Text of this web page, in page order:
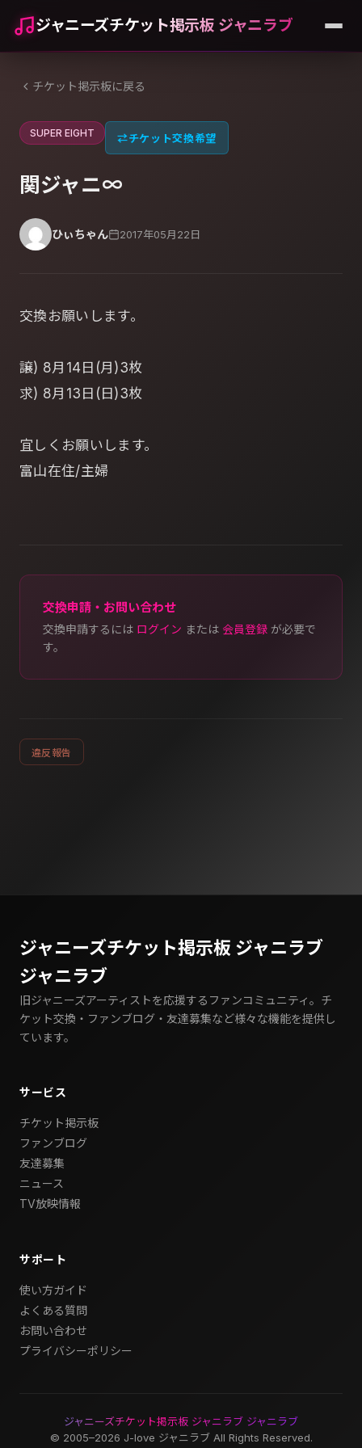
ジャニーズチケット掲示板 ジャニラブ
チケット掲示板に戻る
SUPER EIGHT ⇄チケット交換希望
関ジャニ∞
ひぃちゃん 2017年05月22日
交換お願いします。
譲) 8月14日(月)3枚
求) 8月13日(日)3枚
宜しくお願いします。
富山在住/主婦
交換申請・お問い合わせ
交換申請するには ログイン または 会員登録 が必要で
す。
違反報告
ジャニーズチケット掲示板 ジャニラブ
ジャニラブ
旧ジャニーズアーティストを応援するファンコミュニティ。チ
ケット交換・ファンブログ・友達募集など様々な機能を提供し
ています。
サービス
チケット掲示板
ファンブログ
友達募集
ニュース
TV放映情報
サポート
使い方ガイド
よくある質問
お問い合わせ
プライバシーポリシー
ジャニーズチケット掲示板 ジャニラブ ジャニラブ
© 2005–2026 J-love ジャニラブ All Rights Reserved.